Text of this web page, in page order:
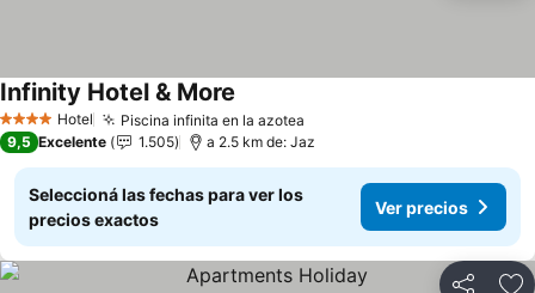
4 EstrellasHotel Piscina infinita en la azotea
Infinity Hotel & More
9,5 Excelente 1.505 a 2.5 km de: Jaz
Seleccioná las fechas para ver los
precios exactos
Ver precios